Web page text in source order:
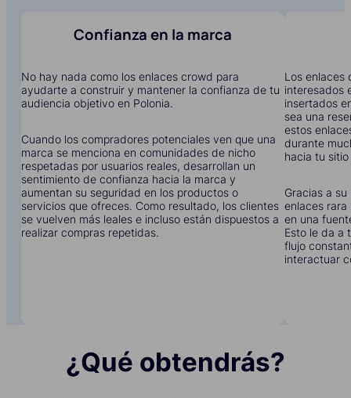
Confianza en la marca
No hay nada como los enlaces crowd para
ayudarte a construir y mantener la confianza de tu
audiencia objetivo en Polonia.
Cuando los compradores potenciales ven que una
marca se menciona en comunidades de nicho
respetadas por usuarios reales, desarrollan un
sentimiento de confianza hacia la marca y
aumentan su seguridad en los productos o
servicios que ofreces. Como resultado, los clientes
se vuelven más leales e incluso están dispuestos a
realizar compras repetidas.
Los enlaces
interesados
insertados
sea una
estos
durante
hacia tu
Gracias a
enlaces rara
en una
Esto le da a
flujo
interactuar
¿Qué obtendrás?